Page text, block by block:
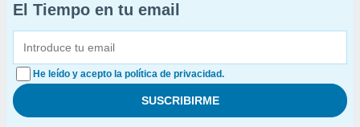
El Tiempo en tu email
He leído y acepto la política de privacidad.